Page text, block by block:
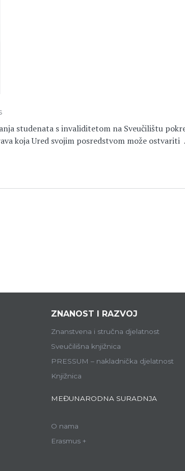
studenata s invaliditetom na Sveučilištu
koja Ured svojim posredstvom može ostvariti
ZNANOST I RAZVOJ
Znanstvena i stručna djelatnost
Sveučilišna knjižnica
PRESSUM – nakladnička djelatnost
Knjižnica
MEĐUNARODNA SURADNJA
O nama
Erasmus +